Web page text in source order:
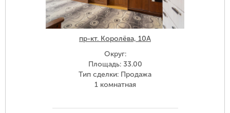
пр-кт. Королёва, 10А
Округ:
Площадь: 33.00
Тип сделки: Продажа
1 комнатная